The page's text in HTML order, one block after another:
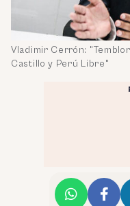
Vladimir Cerrón:
Castillo y Perú Libre"